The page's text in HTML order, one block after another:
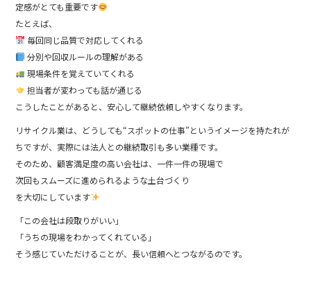
定感がとても重要です
たとえば、
毎回同じ品質で対応してくれる
分別や回収ルールの理解がある
現場条件を覚えていてくれる
担当者が変わっても話が通じる
こうしたことがあると、安心して継続依頼しやすくなります。
リサイクル業は、どうしても“スポットの仕事”というイメージを持たれが
ちですが、実際には法人との継続取引も多い業種です。
そのため、顧客満足度の高い会社は、一件一件の現場で
次回もスムーズに進められるような土台づくり
を大切にしています
「この会社は段取りがいい」
「うちの現場をわかってくれている」
そう感じていただけることが、長い信頼へとつながるのです。